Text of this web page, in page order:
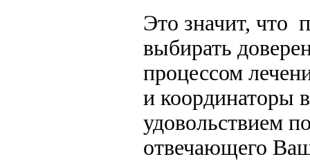
Это значит, что
выбирать
процессом
и координаторы
удовольствием
отвечающего